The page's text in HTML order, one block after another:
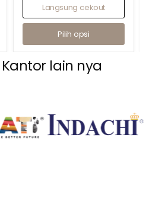
Langsung cekout
Pilih opsi
Kantor lain nya